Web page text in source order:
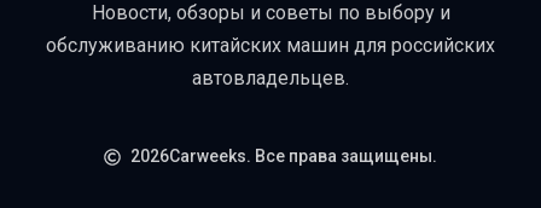
Новости, обзоры и советы по выбору и
обслуживанию китайских машин для российских
автовладельцев.
2026Carweeks. Все права защищены.